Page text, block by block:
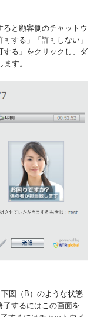
と顧客側のチャットウ
する」「許可しない」
する」をクリックし、ダ
す。
図（B）のような状態
了するにはこの画面を